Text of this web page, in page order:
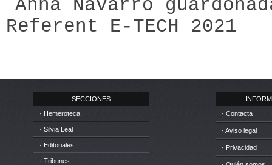
Anna Navarro
Referent E-TECH 2021
SECCIONES
· Hemeroteca
· Silvia Leal
· Editoriales
· Tribunes
· Contacta
· Aviso legal
· Privacidad